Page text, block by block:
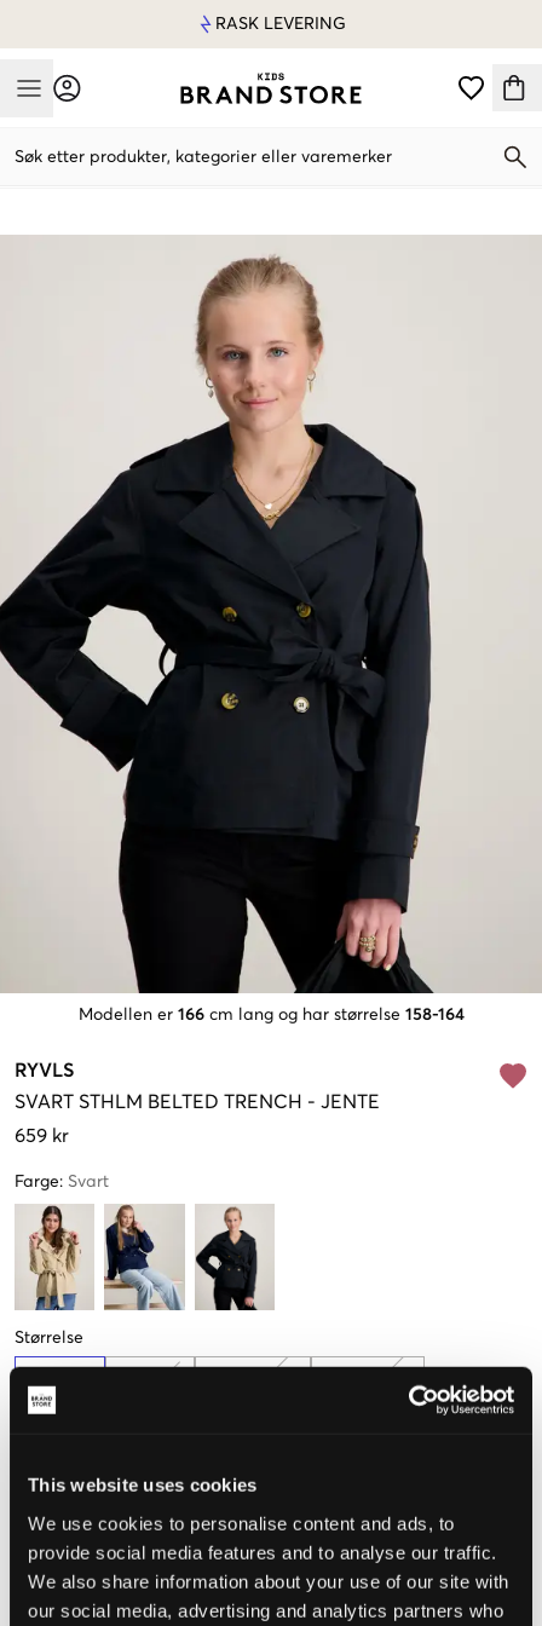
This website uses cookies
We use cookies to personalise content and ads, to
provide social media features and to analyse our traffic.
We also share information about your use of our site with
our social media, advertising and analytics partners who
RASK LEVERING
Mobile Menu
Søk etter produkter, kategorier eller varemerker
Modellen er 166 cm lang og har størrelse 158-164
RYVLS
SVART STHLM BELTED TRENCH - JENTE
659 kr
Farge: Svart
Størrelse
134-140
Opplevd størrelse
Liten Riktig
STØRRELSESTABELL